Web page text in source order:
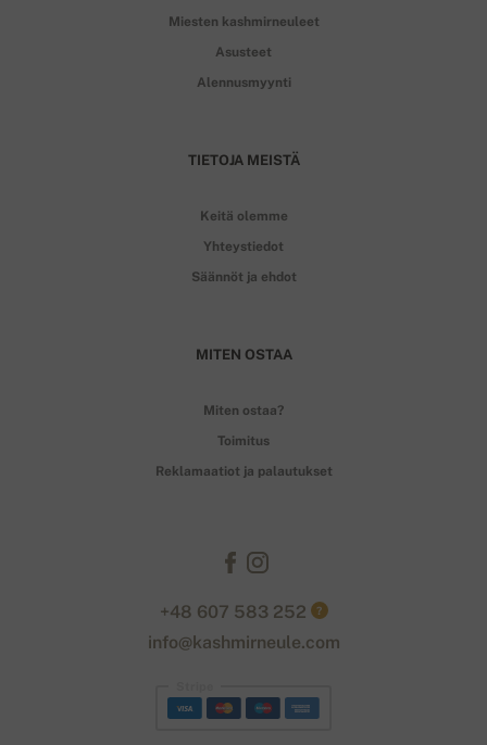
Miesten kashmirneuleet
Asusteet
Alennusmyynti
TIETOJA MEISTÄ
Keitä olemme
Yhteystiedot
Säännöt ja ehdot
MITEN OSTAA
Miten ostaa?
Toimitus
Reklamaatiot ja palautukset
+48 607 583 252 ?
info@kashmirneule.com